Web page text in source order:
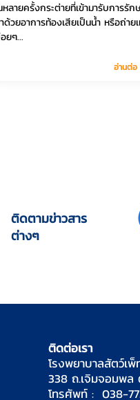
หลายครั้งกระต่ายที่เข้ามารับการรัก
ด้วยอาการท้องเสียเป็นน้ำ หรือถ่าย
ยๆ...
อ่านต่อ
ติดตามข่าวสาร
ต่างๆ
ติดต่อเรา
โรงพยาบาลสัตว์เ
338 ถ.เจิมจอมพล
โทรศัพท์ : 038-